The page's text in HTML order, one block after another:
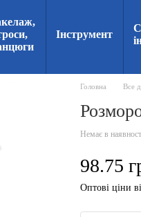
Інструмент
Головна Все
Немає в
98.75
Оптові ціни